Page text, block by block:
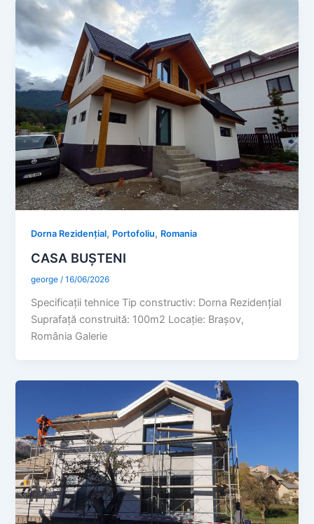
Dorna Rezidențial, Portofoliu, Romania
CASA BUȘTENI
george/16/06/2026
Specificaţii tehnice Tip constructiv: Dorna Rezidențial
Suprafaţă construită: 100m2 Locație: Brașov,
România Galerie